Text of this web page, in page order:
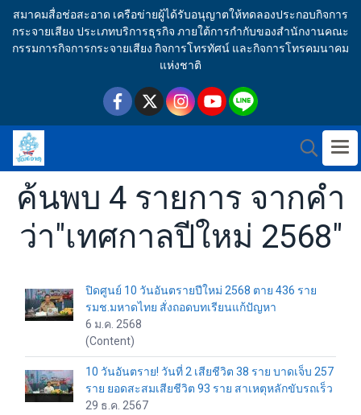
สมาคมสื่อช่อสะอาด เครือข่ายผู้ได้รับอนุญาตให้ทดลองประกอบกิจการ
กระจายเสียง ประเภทบริการธุรกิจ ภายใต้การกำกับของสำนักงานคณะ
กรรมการกิจการกระจายเสียง กิจการโทรทัศน์ และกิจการโทรคมนาคม
แห่งชาติ
ค้นพบ 4 รายการ จากคำ
ว่า"เทศกาลปีใหม่ 2568"
ปิดศูนย์ 10 วันอันตรายปีใหม่ 2568 ตาย 436 ราย
รมช.มหาดไทย สั่งถอดบทเรียนแก้ปัญหา
6 ม.ค. 2568
(Content)
10 วันอันตราย! วันที่ 2 เสียชีวิต 38 ราย บาดเจ็บ 257
ราย ยอดสะสมเสียชีวิต 93 ราย สาเหตุหลักขับรถเร็ว
29 ธ.ค. 2567